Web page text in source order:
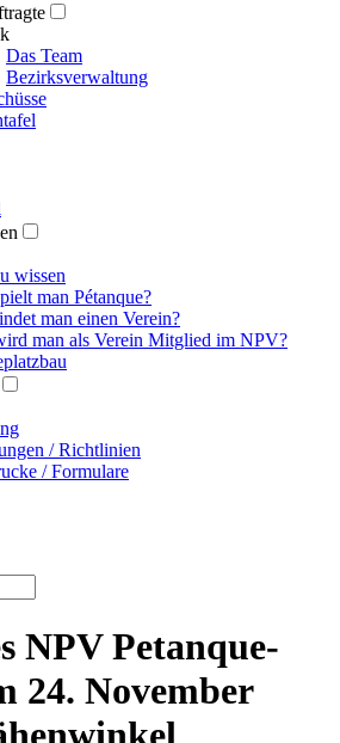
Das Team
Bezirksverwaltung
wissen
man Pétanque?
man einen Verein?
man als Verein Mitglied im NPV?
/ Richtlinien
/ Formulare
NPV Petanque-
24. November